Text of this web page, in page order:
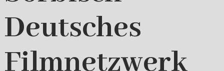
Deutsches
Filmnetzwerk